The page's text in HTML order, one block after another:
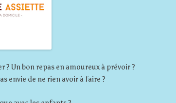
? Un bon repas en amoureux à prévoir ?
envie de ne rien avoir à faire ?